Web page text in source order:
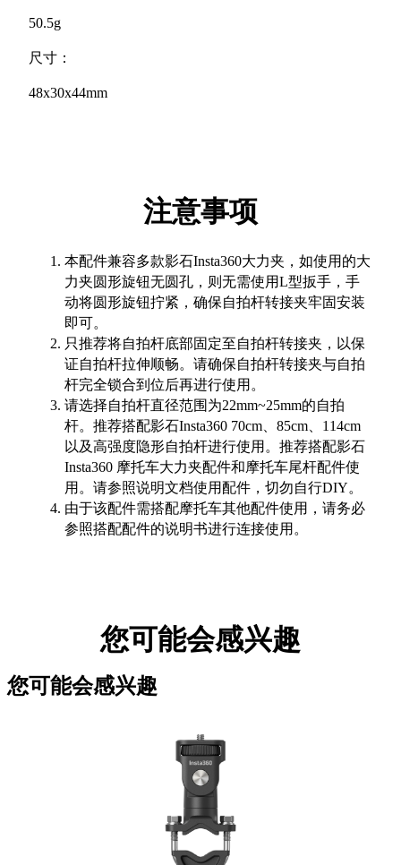
50.5g
尺寸：
48x30x44mm
注意事项
本配件兼容多款影石Insta360大力夹，如使用的大
力夹圆形旋钮无圆孔，则无需使用L型扳手，手
动将圆形旋钮拧紧，确保自拍杆转接夹牢固安装
即可。
只推荐将自拍杆底部固定至自拍杆转接夹，以保
证自拍杆拉伸顺畅。请确保自拍杆转接夹与自拍
杆完全锁合到位后再进行使用。
请选择自拍杆直径范围为22mm~25mm的自拍
杆。推荐搭配影石Insta360 70cm、85cm、114cm
以及高强度隐形自拍杆进行使用。推荐搭配影石
Insta360 摩托车大力夹配件和摩托车尾杆配件使
用。请参照说明文档使用配件，切勿自行DIY。
由于该配件需搭配摩托车其他配件使用，请务必
参照搭配配件的说明书进行连接使用。
您可能会感兴趣
您可能会感兴趣